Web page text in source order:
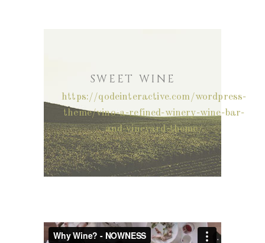
SWEET WINE
https://qodeinteractive.com/wordpress-
theme/vino-a-refined-winery-wine-bar-
and-vineyard-theme/